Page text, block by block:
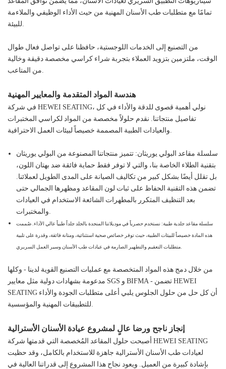
تمامًا مع متطلبات طب الأسنان المهنية من حيث الأداء الوظيفي والملاءمة
من التصنيع إلى الخدمات اللوجستية، حافظنا على تواصل فعال طوال
الوقت، ملتزمين بتزويد العملاء بتجربة شراء كراسي مخصصة دقيقة وخالية
هندسة المواد المتقدمة والمعايير المهنية
في شركة HEWEI SEATING، نولي أهمية قصوى للدقة والأداء في كل
تفاصيل منتجاتنا. نقدم حلولاً مخصصة من المواد لكراسي المختبرات
سلسلة مقاعد البولي يوريثان: تتميز منتجاتنا المصنوعة من البولي يوريثان
بتقنية الطلاء الخاصة بنا، والتي لا توفر فقط حماية فائقة ضد بهتان اللون،
بل تقلل أيضًا بشكل كبير من تكاليف الصيانة على المدى الطويل لعملائنا.
تضمن هذه التقنية الحفاظ على ثبات لون المقاعد ومظهرها الجمالي حتى
بعد التنظيف المتكرر بالمطهرات الشائعة الاستخدام في العيادات
سلسلة مقاعد جلدية طبية: نستخدم حصرياً في موديلاتنا المنجدة بالجلد جلداً طبياً عالي الأداء. صُممت
هذه المادة خصيصاً للبيئات الطبية، حيث توفر خصائص صحية استثنائية، ومتانة فائقة، وقدرة على تلبية
متطلبات التعقيم والتطهير الصارمة في عيادات طب الأسنان وسير العمل السريري.
من خلال دمج هذه المواد المتخصصة مع عمليات التصنيع القوية لدينا - وكلها
مدعومة بشهادات دولية مثل معايير SGS و BIFMA - تضمن HEWEI
SEATING أن كل حل من حلول الجلوس يلبي أعلى متطلبات الجودة والأداء
إنجاز ناجح ورضا عالٍ لمشروع عيادة الأسنان الأسترالية
أصبحت حلول المقاعد المُخصصة التي قدمتها شركة HEWEI SEATING
لعيادات طب الأسنان الأسترالية جاهزة للاستخدام بالكامل، وقد حظيت
بإشادة كبيرة من العميل. ويعود نجاح هذا المشروع إلى قدراتنا العالية في